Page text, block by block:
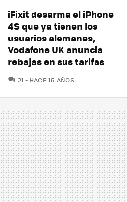
iFixit desarma el iPhone
4S que ya tienen los
usuarios alemanes,
Vodafone UK anuncia
rebajas en sus tarifas
21 COMENTARIOS
HACE 15 AÑOS